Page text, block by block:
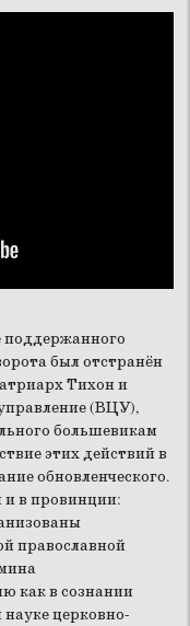
поддержанного
был отстранён
Тихон и
(ВЦУ),
большевикам
этих действий в
обновленческого.
и в провинции:
православной
как в сознании
церковно-